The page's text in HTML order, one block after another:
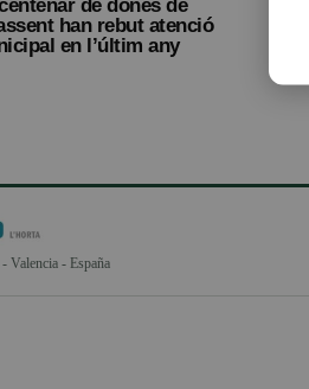
de dones de
han rebut atenció
en l’últim any
Valencia - España